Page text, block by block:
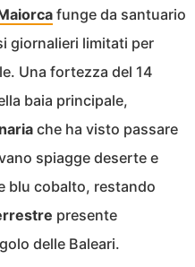
funge da santuario
giornalieri limitati per
Una fortezza del 14
baia principale,
che ha visto passare
spiagge deserte e
blu cobalto, restando
presente
delle Baleari.